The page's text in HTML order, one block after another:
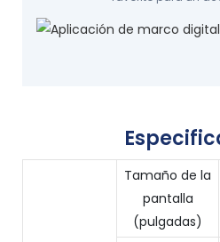
Tamaño de la
pantalla
(pulgadas)